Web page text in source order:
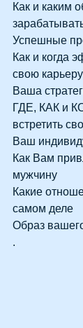
Как и каким
Успешные
Как и когда
свою карьеру
Ваша
ГДЕ, КАК и
встретить
Ваш
Как Вам
мужчину
Какие
самом деле
Образ
.